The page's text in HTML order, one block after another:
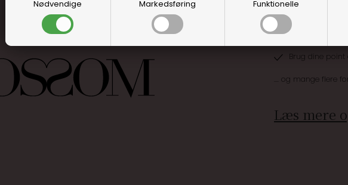
Nødvendige Markedsføring Funktionelle
Optjen 3% i
Brug dine
.... og mange flere
Læs mere